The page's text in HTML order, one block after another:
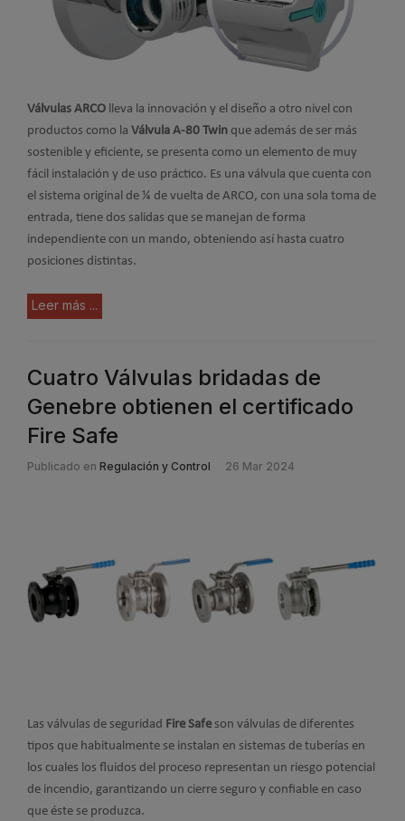
Válvulas ARCO lleva la innovación y el diseño a otro nivel con
productos como la Válvula A-80 Twin que además de ser más
sostenible y eficiente, se presenta como un elemento de muy
fácil instalación y de uso práctico. Es una válvula que cuenta con
el sistema original de ¼ de vuelta de ARCO, con una sola toma de
entrada, tiene dos salidas que se manejan de forma
independiente con un mando, obteniendo así hasta cuatro
posiciones distintas.
Leer más ...
Cuatro Válvulas bridadas de
Genebre obtienen el certificado
Fire Safe
Publicado en Regulación y Control 26 Mar 2024
Las válvulas de seguridad Fire Safeson válvulas de diferentes
tipos que habitualmente se instalan en sistemas de tuberías en
los cuales los fluidos del proceso representan un riesgo potencial
de incendio, garantizando un cierre seguro y confiable en caso
que éste se produzca.